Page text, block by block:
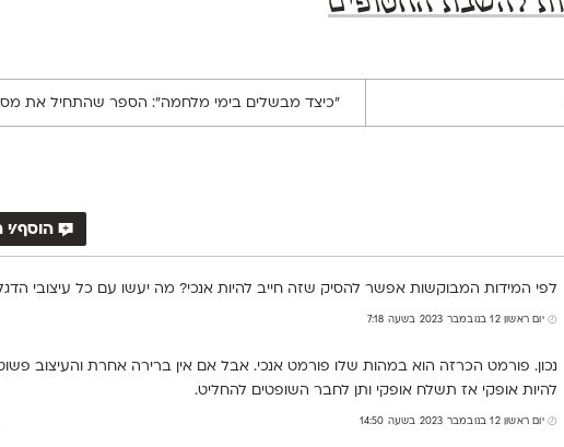
הוסף/י
לפי המידות המבוקשות אפשר להסיק שזה חייב להיות אנכי? מה יעשו עם כל עיצובי
יום ראשון 12 בנובמבר 2023 בשעה 7:18
נכון. פורמט הכרזה הוא במהות שלו פורמט אנכי. אבל אם אין ברירה אחרת והעיצוב
להיות אופקי אז תשלח אופקי ותן לחבר השופטים להחליט.
יום ראשון 12 בנובמבר 2023 בשעה 14:50